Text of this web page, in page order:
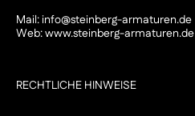
Mail:info@steinberg-armaturen.de
Web:www.steinberg-armaturen.de
RECHTLICHE HINWEISE